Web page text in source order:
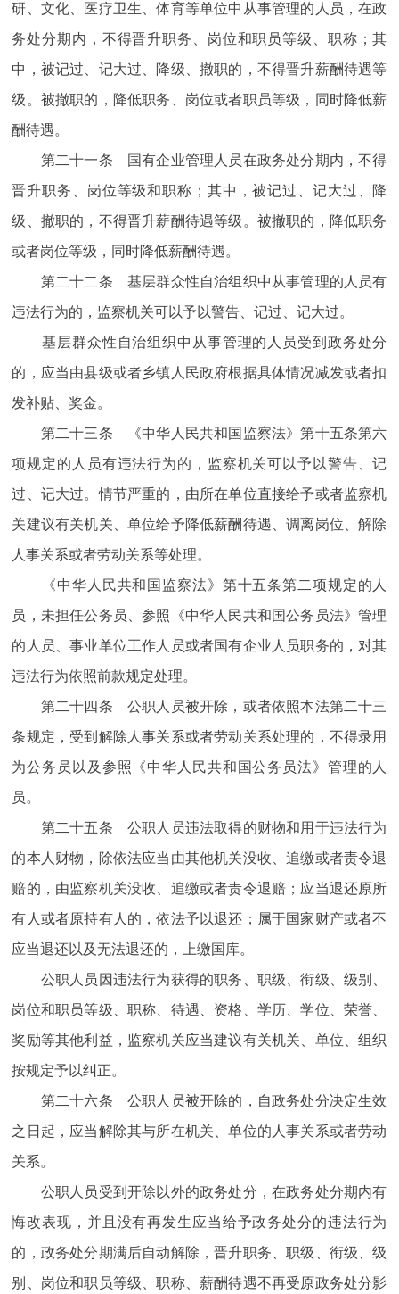
研、文化、医疗卫生、体育等单位中从事管理的人员，在政
务处分期内，不得晋升职务、岗位和职员等级、职称；其
中，被记过、记大过、降级、撤职的，不得晋升薪酬待遇等
级。被撤职的，降低职务、岗位或者职员等级，同时降低薪
酬待遇。
第二十一条 国有企业管理人员在政务处分期内，不得
晋升职务、岗位等级和职称；其中，被记过、记大过、降
级、撤职的，不得晋升薪酬待遇等级。被撤职的，降低职务
或者岗位等级，同时降低薪酬待遇。
第二十二条 基层群众性自治组织中从事管理的人员有
违法行为的，监察机关可以予以警告、记过、记大过。
基层群众性自治组织中从事管理的人员受到政务处分
的，应当由县级或者乡镇人民政府根据具体情况减发或者扣
发补贴、奖金。
第二十三条 《中华人民共和国监察法》第十五条第六
项规定的人员有违法行为的，监察机关可以予以警告、记
过、记大过。情节严重的，由所在单位直接给予或者监察机
关建议有关机关、单位给予降低薪酬待遇、调离岗位、解除
人事关系或者劳动关系等处理。
《中华人民共和国监察法》第十五条第二项规定的人
员，未担任公务员、参照《中华人民共和国公务员法》管理
的人员、事业单位工作人员或者国有企业人员职务的，对其
违法行为依照前款规定处理。
第二十四条 公职人员被开除，或者依照本法第二十三
条规定，受到解除人事关系或者劳动关系处理的，不得录用
为公务员以及参照《中华人民共和国公务员法》管理的人
员。
第二十五条 公职人员违法取得的财物和用于违法行为
的本人财物，除依法应当由其他机关没收、追缴或者责令退
赔的，由监察机关没收、追缴或者责令退赔；应当退还原所
有人或者原持有人的，依法予以退还；属于国家财产或者不
应当退还以及无法退还的，上缴国库。
公职人员因违法行为获得的职务、职级、衔级、级别、
岗位和职员等级、职称、待遇、资格、学历、学位、荣誉、
奖励等其他利益，监察机关应当建议有关机关、单位、组织
按规定予以纠正。
第二十六条 公职人员被开除的，自政务处分决定生效
之日起，应当解除其与所在机关、单位的人事关系或者劳动
关系。
公职人员受到开除以外的政务处分，在政务处分期内有
悔改表现，并且没有再发生应当给予政务处分的违法行为
的，政务处分期满后自动解除，晋升职务、职级、衔级、级
别、岗位和职员等级、职称、薪酬待遇不再受原政务处分影